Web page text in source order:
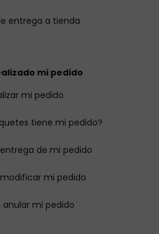
entrega a tienda
mi pedido
mi pedido
tiene mi pedido?
de mi pedido
mi pedido
anular mi pedido